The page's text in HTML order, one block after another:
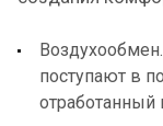
поступают в
отработанный